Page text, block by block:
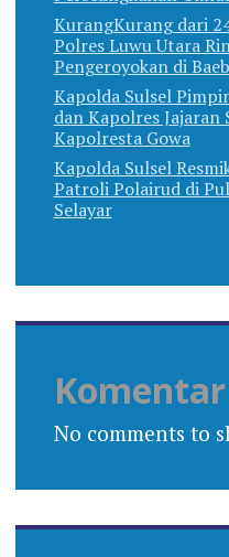
KurangKurang dari
Polres Luwu Utara
Pengeroyokan di
Kapolda Sulsel
dan Kapolres
Kapolresta Gowa
Kapolda Sulsel
Patroli Polairud di
Selayar
No comments to